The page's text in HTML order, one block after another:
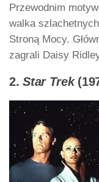
Przewodnim
walka
Stroną Mocy.
zagrali Daisy
2.Star Trek